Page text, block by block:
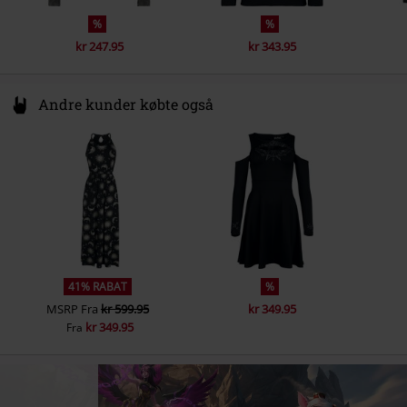
%
kr 247.95
%
kr 343.95
Andre kunder købte også
41% RABAT
MSRP Fra kr 599.95
Fra kr 349.95
%
kr 349.95